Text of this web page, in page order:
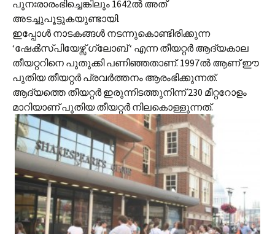
പുനഃരാരംഭിച്ചെങ്കിലും 1642ല്‍ അത്
അടച്ചുപൂട്ടുകയുണ്ടായി.
ഇപ്പോള്‍ നാ‍ടകങ്ങള്‍ നടന്നുകൊണ്ടിരിക്കുന്ന
‘ഷേക്‍സ്പിയേഴ്സ് ഗ്ലോബ് ‘ എന്ന തീയറ്റര്‍ ആദ്യകാല
തീയറ്ററിനെ പുതുക്കി പണിഞ്ഞതാണ്. 1997ല്‍ ആണ് ഈ
പുതിയ തീയറ്റര്‍ പ്രവര്‍ത്തനം ആരംഭിക്കുന്നത്.
ആദ്യത്തെ തീയറ്റര്‍ ഇരുന്നിടത്തുനിന്ന് 230 മീറ്ററോളം
മാറിയാണ് പുതിയ തീയറ്റര്‍ നിലകൊള്ളുന്നത്.